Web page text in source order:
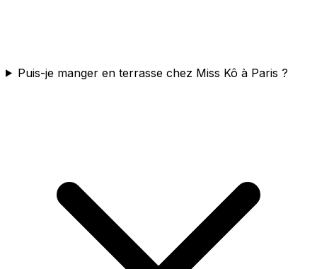
Puis-je manger en terrasse chez Miss Kô à Paris ?